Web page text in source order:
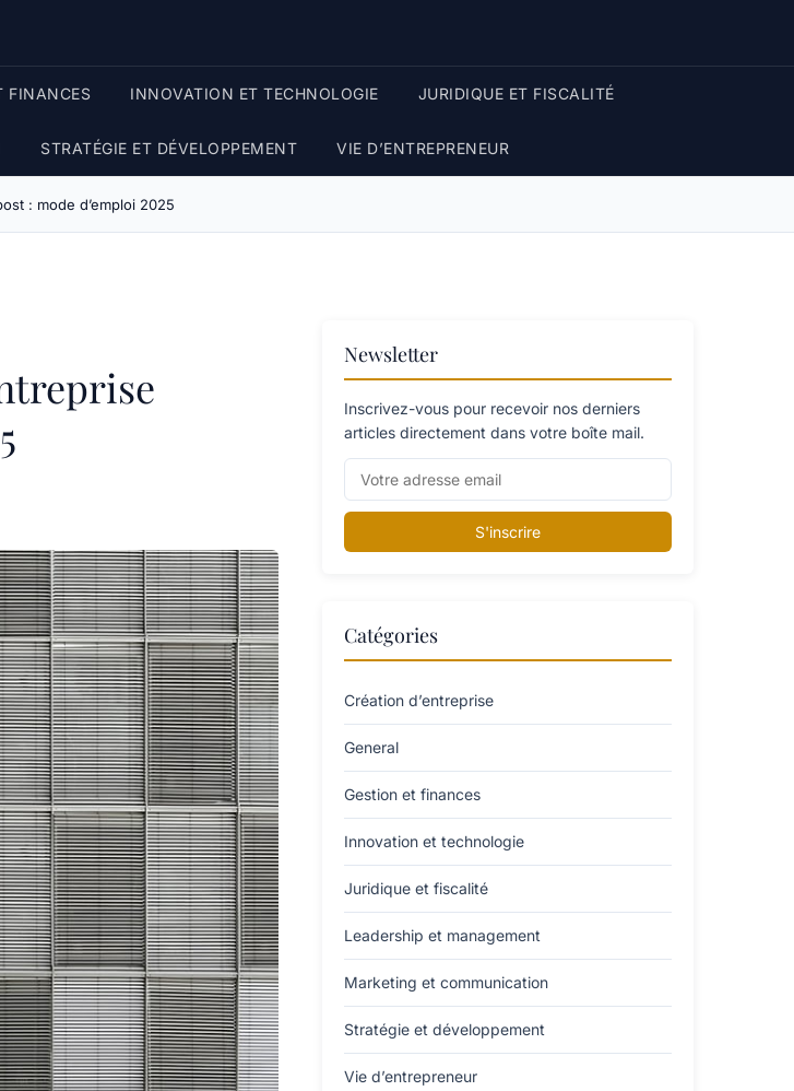
FINANCES INNOVATION ET TECHNOLOGIE JURIDIQUE ET FISCALITÉ
STRATÉGIE ET DÉVELOPPEMENT VIE D’ENTREPRENEUR
: mode d’emploi 2025
Newsletter
Inscrivez-vous pour recevoir nos derniers
articles directement dans votre boîte mail.
S'inscrire
Catégories
Création d’entreprise
General
Gestion et finances
Innovation et technologie
Juridique et fiscalité
Leadership et management
Marketing et communication
Stratégie et développement
Vie d’entrepreneur